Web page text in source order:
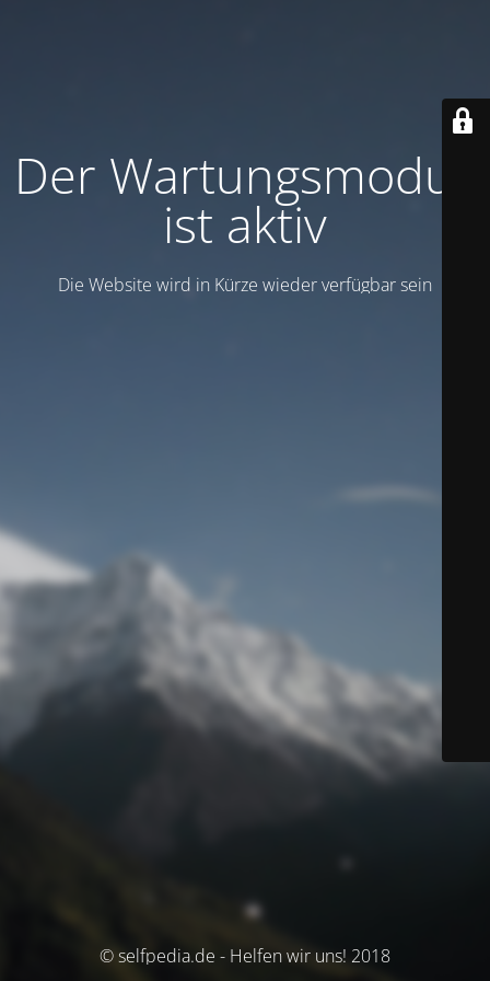
Der Wartungsmodus
ist aktiv
Die Website wird in Kürze wieder verfügbar sein
© selfpedia.de - Helfen wir uns! 2018